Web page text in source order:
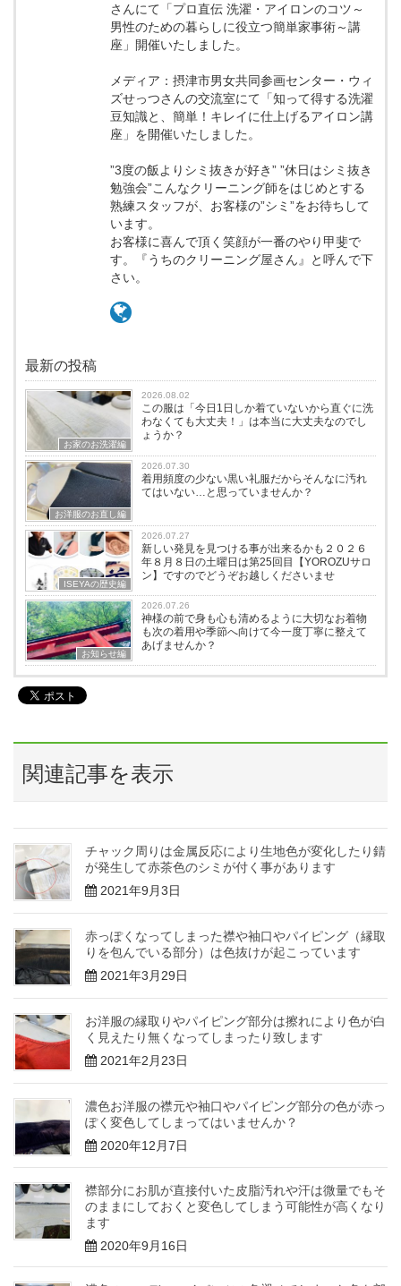
さんにて「プロ直伝 洗濯・アイロンのコツ～
男性のための暮らしに役立つ簡単家事術～講
座」開催いたしました。
メディア：摂津市男女共同参画センター・ウィ
ズせっつさんの交流室にて「知って得する洗濯
豆知識と、簡単！キレイに仕上げるアイロン講
座」を開催いたしました。
”3度の飯よりシミ抜きが好き” ”休日はシミ抜き
勉強会”こんなクリーニング師をはじめとする
熟練スタッフが、お客様の”シミ”をお待ちして
います。
お客様に喜んで頂く笑顔が一番のやり甲斐で
す。『うちのクリーニング屋さん』と呼んで下
さい。
最新の投稿
お家のお洗濯編
2026.08.02
この服は「今日1日しか着ていないから直ぐに洗
わなくても大丈夫！」は本当に大丈夫なのでし
ょうか？
お洋服のお直し編
2026.07.30
着用頻度の少ない黒い礼服だからそんなに汚れ
てはいない…と思っていませんか？
ISEYAの歴史編
2026.07.27
新しい発見を見つける事が出来るかも２０２６
年８月８日の土曜日は第25回目【YOROZUサロ
ン】ですのでどうぞお越しくださいませ
お知らせ編
2026.07.26
神様の前で身も心も清めるように大切なお着物
も次の着用や季節へ向けて今一度丁寧に整えて
あげませんか？
関連記事を表示
チャック周りは金属反応により生地色が変化したり錆
が発生して赤茶色のシミが付く事があります
2021年9月3日
赤っぽくなってしまった襟や袖口やパイピング（縁取
りを包んでいる部分）は色抜けが起こっています
2021年3月29日
お洋服の縁取りやパイピング部分は擦れにより色が白
く見えたり無くなってしまったり致します
2021年2月23日
濃色お洋服の襟元や袖口やパイピング部分の色が赤っ
ぽく変色してしまってはいませんか？
2020年12月7日
襟部分にお肌が直接付いた皮脂汚れや汗は微量でもそ
のままにしておくと変色してしまう可能性が高くなり
ます
2020年9月16日